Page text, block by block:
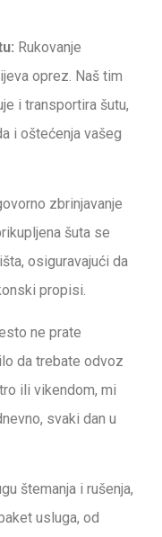
Rukovanje
oprez. Naš tim
i transportira šutu,
i oštećenja vašeg
zbrinjavanje
šuta se
osiguravajući da
propisi.
ne prate
da trebate odvoz
ili vikendom, mi
svaki dan u
štemanja i rušenja,
usluga, od